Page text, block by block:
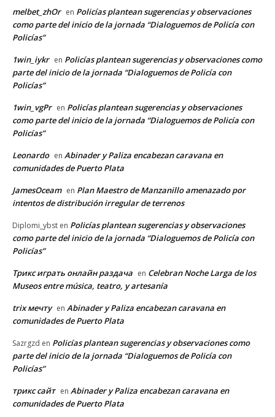
melbet_zhOr en Policías plantean sugerencias y observaciones
como parte del inicio de la jornada “Dialoguemos de Policía con
Policías”
1win_iykr en Policías plantean sugerencias y observaciones como
parte del inicio de la jornada “Dialoguemos de Policía con
Policías”
1win_vgPr en Policías plantean sugerencias y observaciones
como parte del inicio de la jornada “Dialoguemos de Policía con
Policías”
Leonardo en Abinader y Paliza encabezan caravana en
comunidades de Puerto Plata
JamesOceam en Plan Maestro de Manzanillo amenazado por
intentos de distribución irregular de terrenos
Diplomi_ybst en Policías plantean sugerencias y observaciones
como parte del inicio de la jornada “Dialoguemos de Policía con
Policías”
Трикс играть онлайн раздача en Celebran Noche Larga de los
Museos entre música, teatro, y artesanía
trix мечту en Abinader y Paliza encabezan caravana en
comunidades de Puerto Plata
Sazrgzd en Policías plantean sugerencias y observaciones como
parte del inicio de la jornada “Dialoguemos de Policía con
Policías”
трикс сайт en Abinader y Paliza encabezan caravana en
comunidades de Puerto Plata